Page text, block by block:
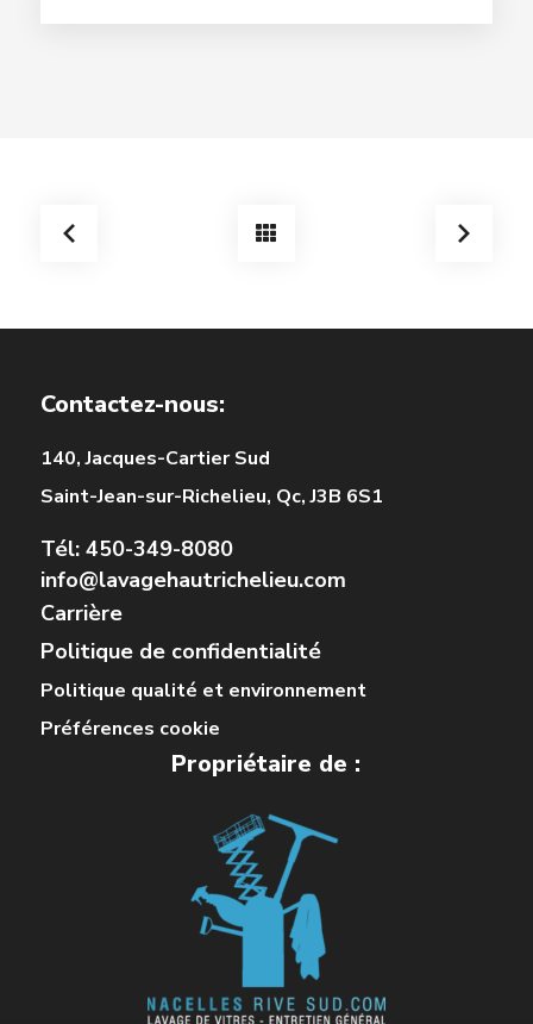
Contactez-nous:
140, Jacques-Cartier Sud
Saint-Jean-sur-Richelieu, Qc, J3B 6S1
Tél: 450-349-8080
info@lavagehautrichelieu.com
Carrière
Politique de confidentialité
Politique qualité et environnement
Préférences cookie
Propriétaire de :